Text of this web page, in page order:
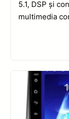
5.1, DSP și
multimedia